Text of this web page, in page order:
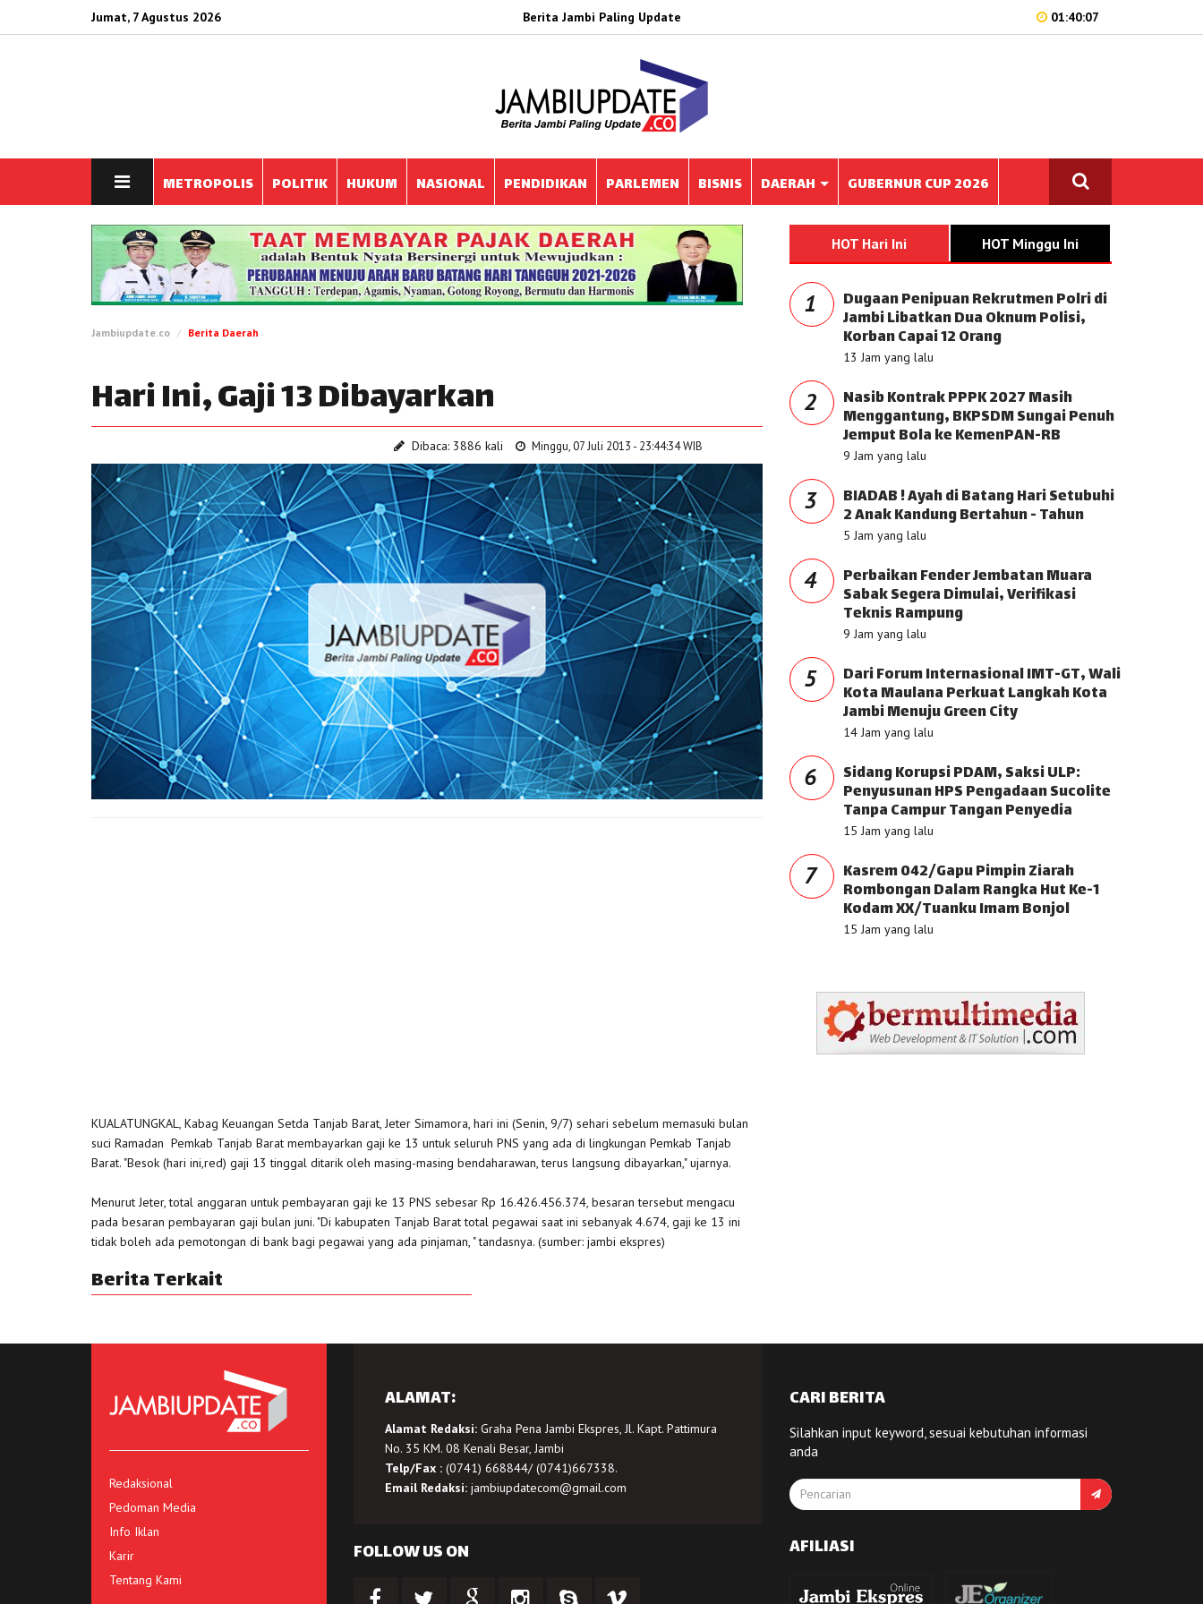
Jumat, 7 Agustus 2026 Berita Jambi Paling Update 01:40:07
METROPOLIS POLITIK HUKUM NASIONAL PENDIDIKAN PARLEMEN BISNIS DAERAH GUBERNUR CUP 2026
Jambiupdate.co Berita Daerah
Hari Ini, Gaji 13 Dibayarkan
Dibaca: 3886 kali Minggu, 07 Juli 2013 - 23:44:34 WIB
KUALATUNGKAL, Kabag Keuangan Setda Tanjab Barat, Jeter Simamora, hari ini (Senin, 9/7) sehari sebelum memasuki bulan
suci Ramadan Pemkab Tanjab Barat membayarkan gaji ke 13 untuk seluruh PNS yang ada di lingkungan Pemkab Tanjab
Barat. "Besok (hari ini,red) gaji 13 tinggal ditarik oleh masing-masing bendaharawan, terus langsung dibayarkan," ujarnya.
Menurut Jeter, total anggaran untuk pembayaran gaji ke 13 PNS sebesar Rp 16.426.456.374, besaran tersebut mengacu
pada besaran pembayaran gaji bulan juni. "Di kabupaten Tanjab Barat total pegawai saat ini sebanyak 4.674, gaji ke 13 ini
tidak boleh ada pemotongan di bank bagi pegawai yang ada pinjaman, " tandasnya. (sumber: jambi ekspres)
Berita Terkait
HOT Hari Ini HOT Minggu Ini
1 Dugaan Penipuan Rekrutmen Polri di
Jambi Libatkan Dua Oknum Polisi,
Korban Capai 12 Orang
13 Jam yang lalu
2 Nasib Kontrak PPPK 2027 Masih
Menggantung, BKPSDM Sungai Penuh
Jemput Bola ke KemenPAN-RB
9 Jam yang lalu
3 BIADAB ! Ayah di Batang Hari Setubuhi
2 Anak Kandung Bertahun - Tahun
5 Jam yang lalu
4 Perbaikan Fender Jembatan Muara
Sabak Segera Dimulai, Verifikasi
Teknis Rampung
9 Jam yang lalu
5 Dari Forum Internasional IMT-GT, Wali
Kota Maulana Perkuat Langkah Kota
Jambi Menuju Green City
14 Jam yang lalu
6 Sidang Korupsi PDAM, Saksi ULP:
Penyusunan HPS Pengadaan Sucolite
Tanpa Campur Tangan Penyedia
15 Jam yang lalu
7 Kasrem 042/Gapu Pimpin Ziarah
Rombongan Dalam Rangka Hut Ke-1
Kodam XX/Tuanku Imam Bonjol
15 Jam yang lalu
Redaksional
Pedoman Media
Info Iklan
Karir
Tentang Kami
ALAMAT:
Alamat Redaksi:Graha Pena Jambi Ekspres, Jl. Kapt. Pattimura
No. 35 KM. 08 Kenali Besar, Jambi
Telp/Fax :(0741) 668844/ (0741)667338.
Email Redaksi: jambiupdatecom@gmail.com
FOLLOW US ON
CARI BERITA
Silahkan input keyword, sesuai kebutuhan informasi
anda
AFILIASI